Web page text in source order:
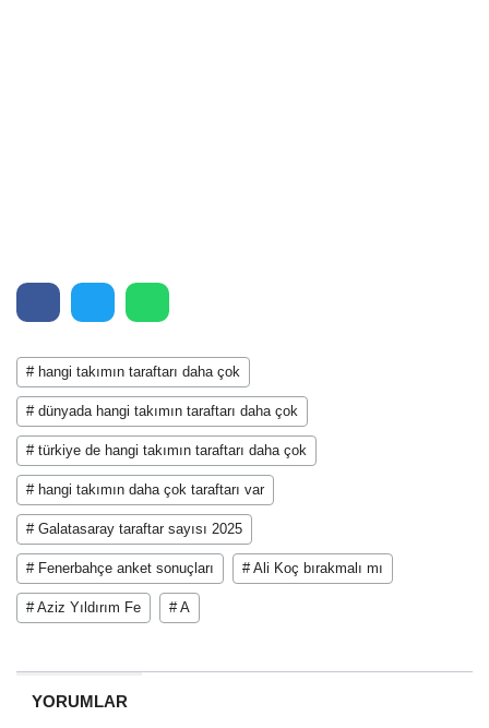
# hangi takımın taraftarı daha çok
# dünyada hangi takımın taraftarı daha çok
# türkiye de hangi takımın taraftarı daha çok
# hangi takımın daha çok taraftarı var
# Galatasaray taraftar sayısı 2025
# Fenerbahçe anket sonuçları # Ali Koç bırakmalı mı
# Aziz Yıldırım Fe # A
YORUMLAR